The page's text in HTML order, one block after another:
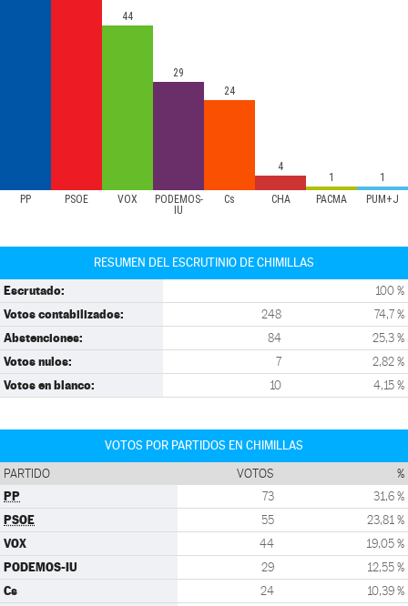
PP PSOE VOX
PODEMOS-
IU
Cs CHA PACMA PUM+J
44
29
24
4
1
1
RESUMEN DEL ESCRUTINIO DE CHIMILLAS
Escrutado: 100 %
Votos contabilizados: 248 74,7 %
Abstenciones: 84 25,3 %
Votos nulos: 7 2,82 %
Votos en blanco: 10 4,15 %
VOTOS POR PARTIDOS EN CHIMILLAS
PARTIDO VOTOS %
PP 73 31,6 %
PSOE 55 23,81 %
VOX 44 19,05 %
PODEMOS-IU 29 12,55 %
Cs 24 10,39 %